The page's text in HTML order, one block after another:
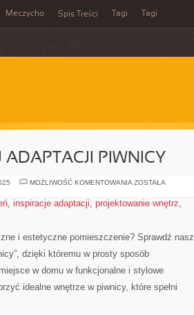
Meczycho Spis Treści Tagi Tagi
PIWNICY
MOŻLIWOŚĆ KOMENTOWANIA 6
UDANEJ
ZOSTAŁA
, inspiracje adaptacji, projektowanie wnętrz,
i estetyczne‌ pomieszczenie? Sprawdź nasz
dzięki⁤ któremu ​w prosty ⁢sposób
w domu w⁤ funkcjonalne i stylowe
idealne wnętrze w piwnicy, które⁣ spełni